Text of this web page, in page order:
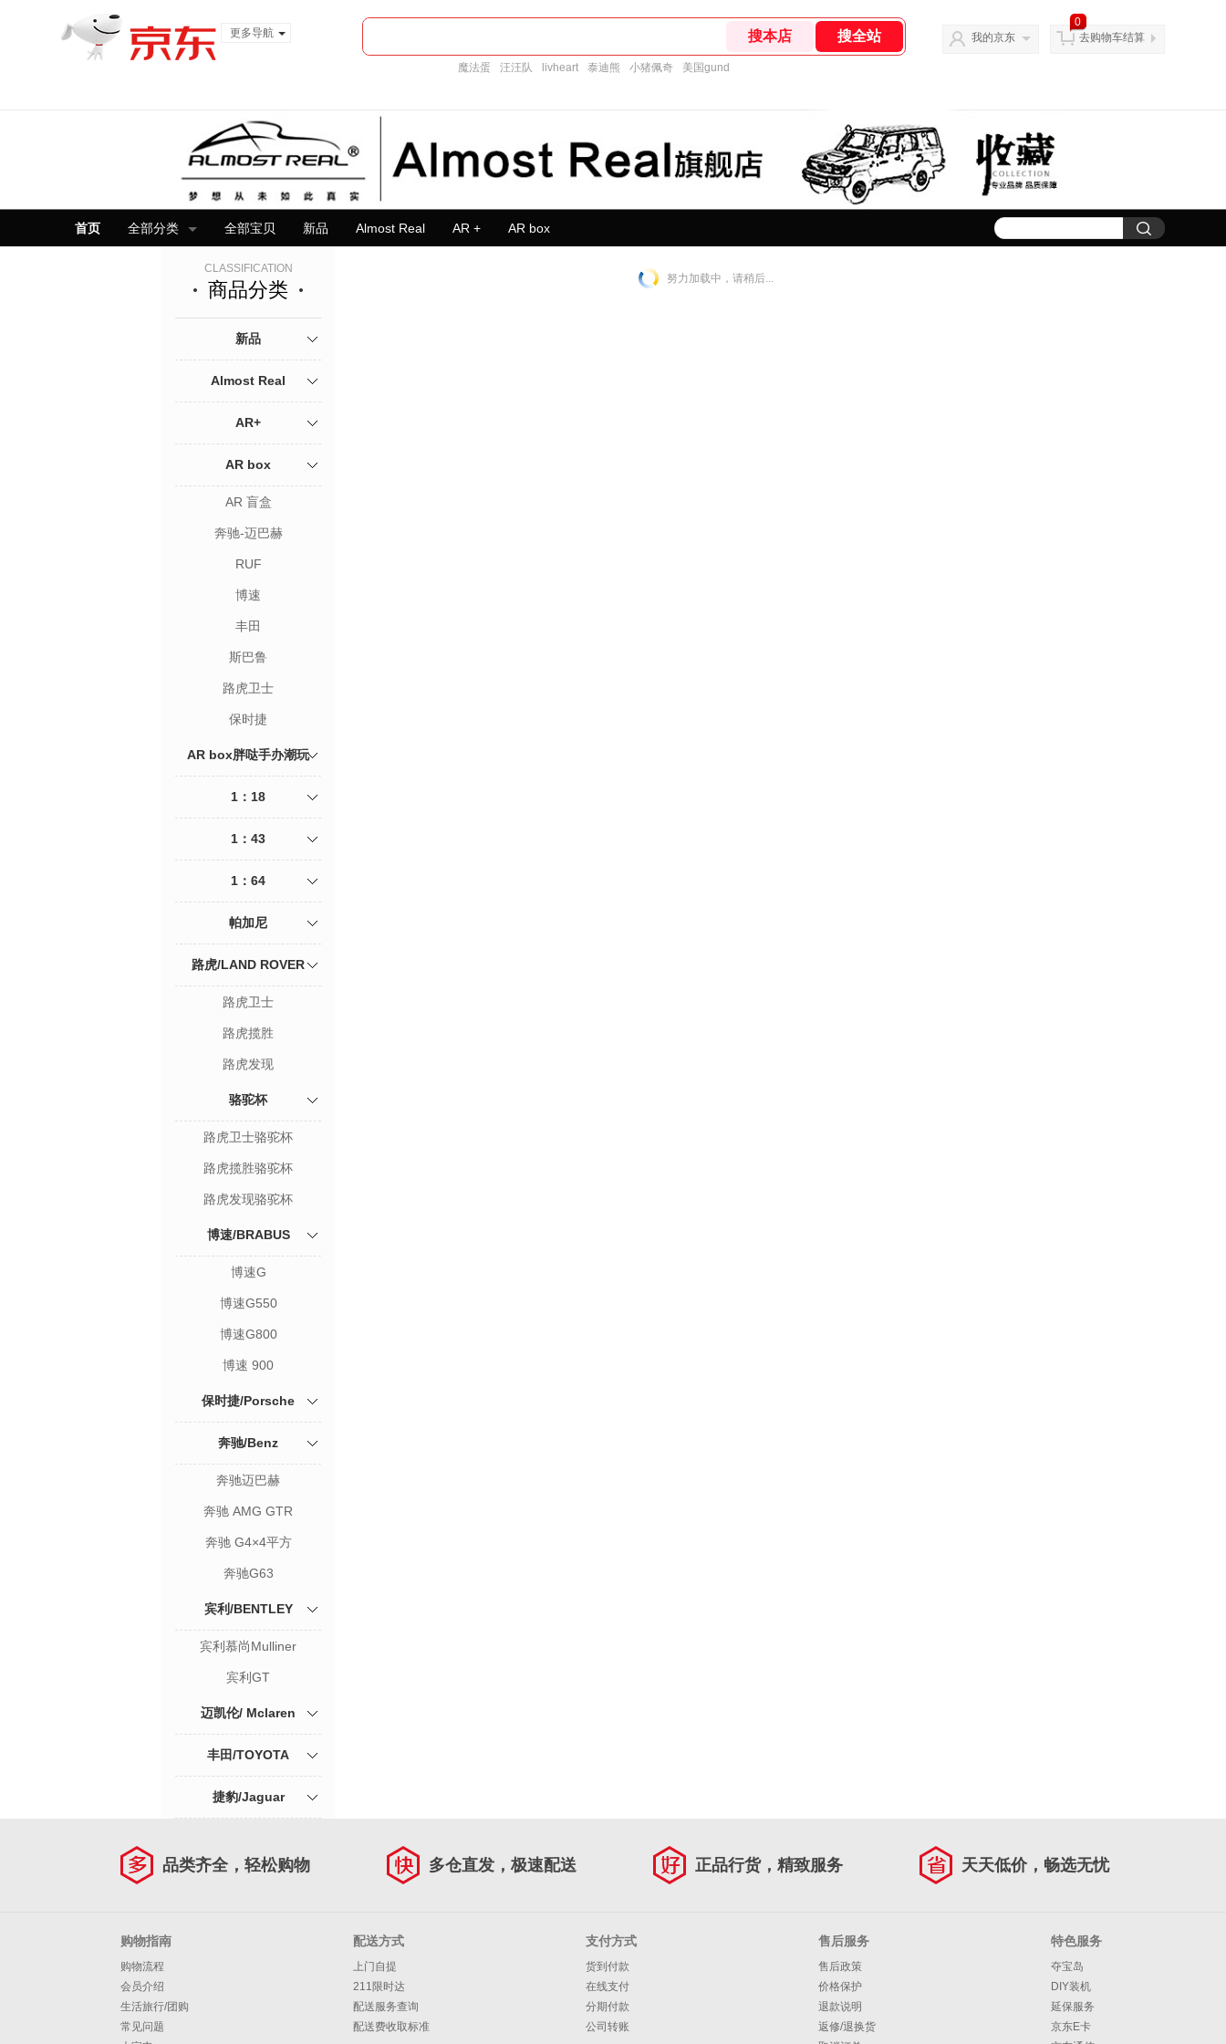
更多导航
魔法蛋 汪汪队 livheart 泰迪熊 小猪佩奇 美国gund
我的京东
0
去购物车结算
首页 全部分类 全部宝贝 新品 Almost Real AR + AR box
CLASSIFICATION
商品分类
新品
Almost Real
AR+
AR box
AR 盲盒
奔驰-迈巴赫
RUF
博速
丰田
斯巴鲁
路虎卫士
保时捷
AR box胖哒手办潮玩
1：18
1：43
1：64
帕加尼
路虎/LAND ROVER
路虎卫士
路虎揽胜
路虎发现
骆驼杯
路虎卫士骆驼杯
路虎揽胜骆驼杯
路虎发现骆驼杯
博速/BRABUS
博速G
博速G550
博速G800
博速 900
保时捷/Porsche
奔驰/Benz
奔驰迈巴赫
奔驰 AMG GTR
奔驰 G4×4平方
奔驰G63
宾利/BENTLEY
宾利慕尚Mulliner
宾利GT
迈凯伦/ Mclaren
丰田/TOYOTA
捷豹/Jaguar
努力加载中，请稍后...
品类齐全，轻松购物 多仓直发，极速配送 正品行货，精致服务 天天低价，畅选无忧
购物指南
购物流程
会员介绍
生活旅行/团购
常见问题
配送方式
上门自提
211限时达
配送服务查询
配送费收取标准
支付方式
货到付款
在线支付
分期付款
公司转账
售后服务
售后政策
价格保护
退款说明
返修/退换货
特色服务
夺宝岛
DIY装机
延保服务
京东E卡